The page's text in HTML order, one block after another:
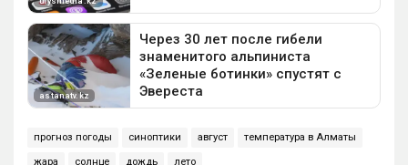
прогноз погоды синоптики август температура в Алматы
жара солнце дождь лето